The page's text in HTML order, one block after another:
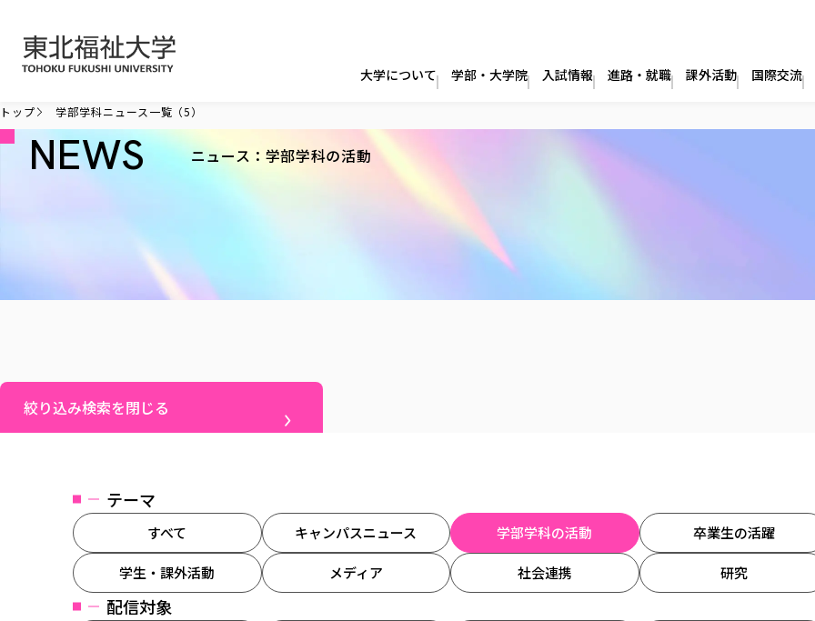
大学について 学部・大学院 入試情報 進路・就職 課外活動 国際交流
トップ 学部学科ニュース一覧（5）
NEWS ニュース：学部学科の活動
絞り込み検索を閉じる
テーマ
すべて キャンパスニュース 学部学科の活動 卒業生の活躍
学生・課外活動 メディア 社会連携 研究
配信対象